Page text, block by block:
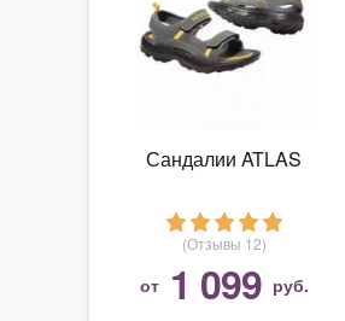
Сандалии ATLAS
(Отзывы 12)
от 1 099 руб.